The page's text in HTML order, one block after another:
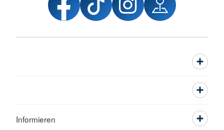
Informieren